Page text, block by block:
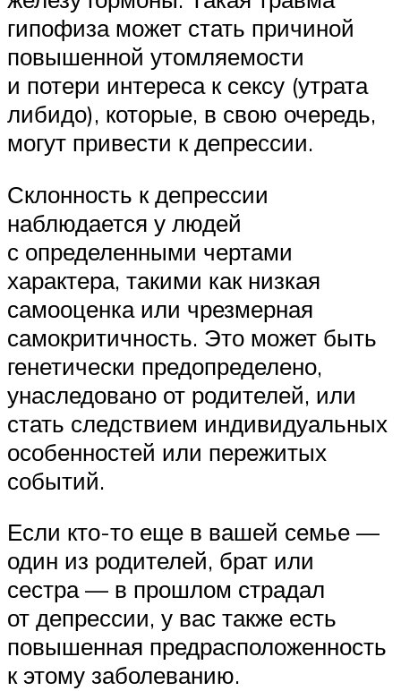
гипофиза может стать причиной
повышенной утомляемости
и потери интереса к сексу (утрата
либидо), которые, в свою очередь,
могут привести к депрессии.
Склонность к депрессии
наблюдается у людей
с определенными чертами
характера, такими как низкая
самооценка или чрезмерная
самокритичность. Это может быть
генетически предопределено,
унаследовано от родителей, или
стать следствием индивидуальных
особенностей или пережитых
событий.
Если кто-то еще в вашей семье —
один из родителей, брат или
сестра — в прошлом страдал
от депрессии, у вас также есть
повышенная предрасположенность
к этому заболеванию.